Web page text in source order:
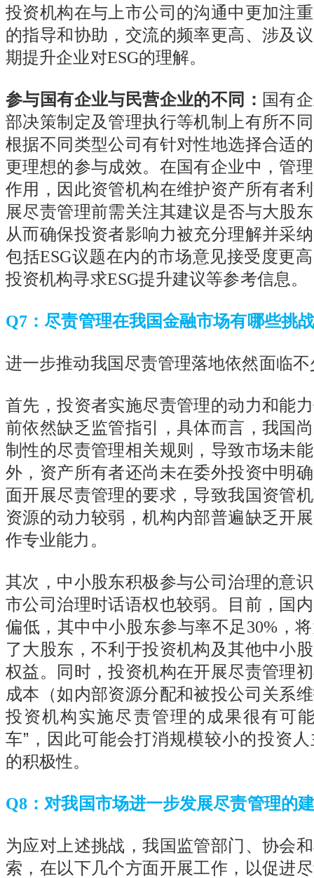
投资机构在与上市公司的沟通中更加注
的指导和协助，交流的频率更高、涉及
期提升企业对ESG的理解。
参与国有企业与民营企业的不同： 国有
部决策制定及管理执行等机制上有所不
根据不同类型公司有针对性地选择合适
更理想的参与成效。在国有企业中，管
作用，因此资管机构在维护资产所有者
展尽责管理前需关注其建议是否与大股
从而确保投资者影响力被充分理解并采
包括ESG议题在内的市场意见接受度更
投资机构寻求ESG提升建议等参考信息。
Q7 ：尽责管理在我国金融市场有哪些挑
进一步推动我国尽责管理落地依然面临
首先，投资者实施尽责管理的动力和能
前依然缺乏监管指引，具体而言，我国
制性的尽责管理相关规则，导致市场未
外，资产所有者还尚未在委外投资中明
面开展尽责管理的要求，导致我国资管
资源的动力较弱，机构内部普遍缺乏开
作专业能力。
其次，中小股东积极参与公司治理的意
市公司治理时话语权也较弱。目前，国
偏低，其中中小股东参与率不足30% ，
了大股东，不利于投资机构及其他中小
权益。同时，投资机构在开展尽责管理
成本（如内部资源分配和被投公司关系
投资机构实施尽责管理的成果很有可
车”，因此可能会打消规模较小的投资
的积极性。
Q8 ：对我国市场进一步发展尽责管理的
为应对上述挑战，我国监管部门、协会
索，在以下几个方面开展工作，以促进